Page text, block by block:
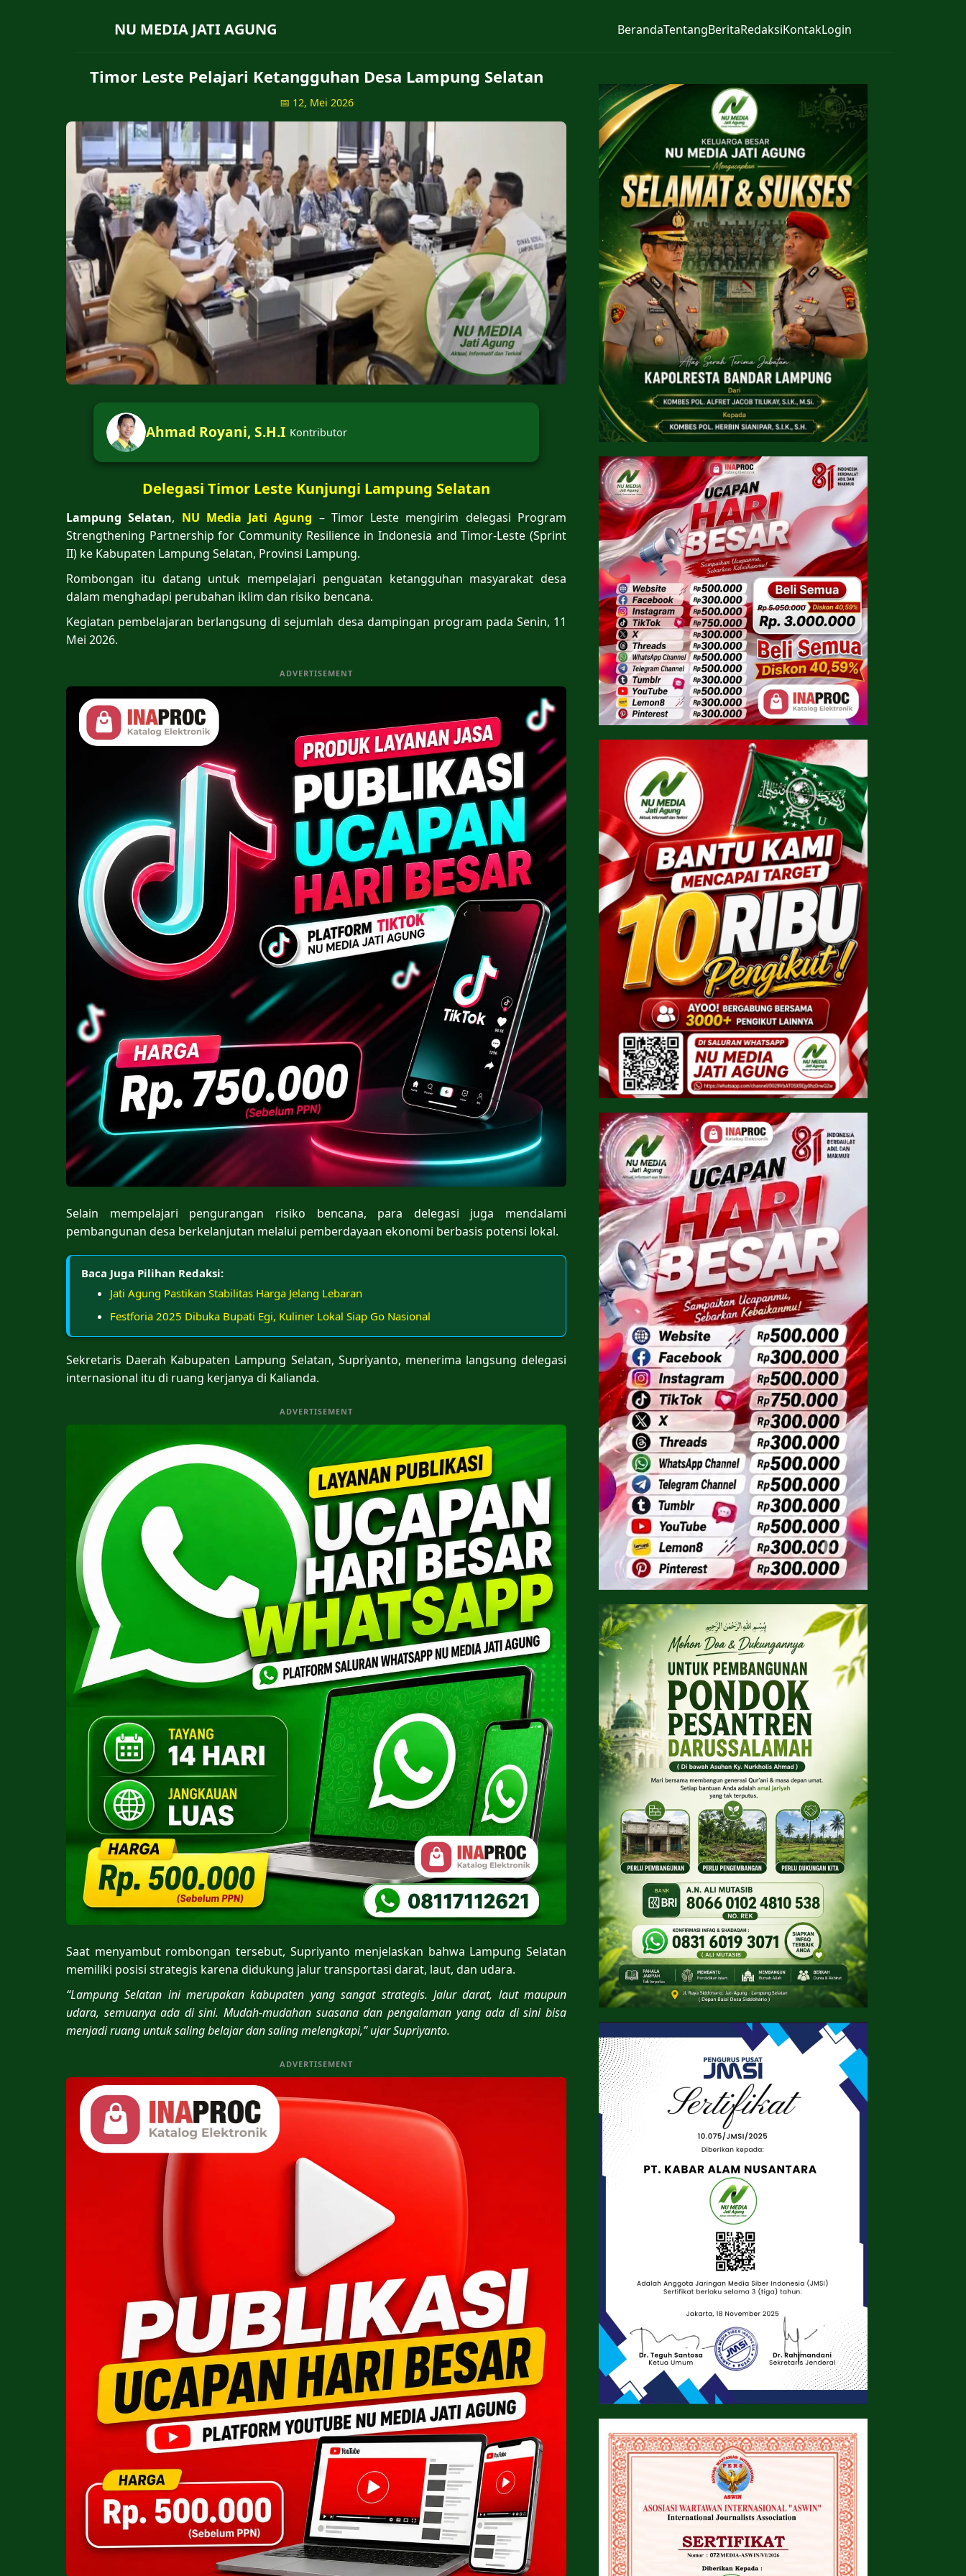
NU MEDIA JATI AGUNG BerandaTentangBeritaRedaksiKontakLogin
Timor Leste Pelajari Ketangguhan Desa Lampung Selatan
📅 12, Mei 2026
Ahmad Royani, S.H.I Kontributor
Delegasi Timor Leste Kunjungi Lampung Selatan
Lampung Selatan, NU Media Jati Agung – Timor Leste mengirim delegasi Program
Strengthening Partnership for Community Resilience in Indonesia and Timor-Leste (Sprint
II) ke Kabupaten Lampung Selatan, Provinsi Lampung.
Rombongan itu datang untuk mempelajari penguatan ketangguhan masyarakat desa
dalam menghadapi perubahan iklim dan risiko bencana.
Kegiatan pembelajaran berlangsung di sejumlah desa dampingan program pada Senin, 11
Mei 2026.
ADVERTISEMENT
Selain mempelajari pengurangan risiko bencana, para delegasi juga mendalami
pembangunan desa berkelanjutan melalui pemberdayaan ekonomi berbasis potensi lokal.
Baca Juga Pilihan Redaksi:
Jati Agung Pastikan Stabilitas Harga Jelang Lebaran
Festforia 2025 Dibuka Bupati Egi, Kuliner Lokal Siap Go Nasional
Sekretaris Daerah Kabupaten Lampung Selatan, Supriyanto, menerima langsung delegasi
internasional itu di ruang kerjanya di Kalianda.
ADVERTISEMENT
Saat menyambut rombongan tersebut, Supriyanto menjelaskan bahwa Lampung Selatan
memiliki posisi strategis karena didukung jalur transportasi darat, laut, dan udara.
“Lampung Selatan ini merupakan kabupaten yang sangat strategis. Jalur darat, laut maupun
udara, semuanya ada di sini. Mudah-mudahan suasana dan pengalaman yang ada di sini bisa
menjadi ruang untuk saling belajar dan saling melengkapi,” ujar Supriyanto.
ADVERTISEMENT